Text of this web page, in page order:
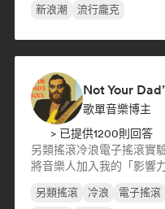
新浪潮
流行龐克
歌單音樂博主
> 已提供1200則回答
另類搖滾冷浪電子搖滾實
將音樂人加入我的「影響
另類搖滾 冷浪 電子搖滾